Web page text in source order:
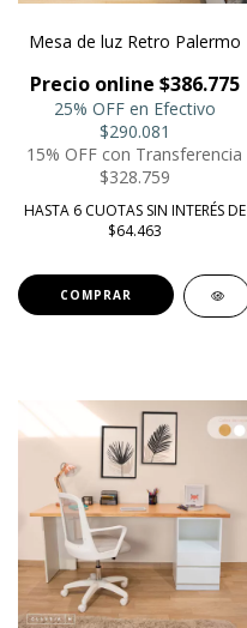
Mesa de luz Retro Palermo
Precio online $386.775
25% OFF en Efectivo
$290.081
15% OFF con Transferencia
$328.759
HASTA 6 CUOTAS SIN INTERÉS DE
$64.463
COMPRAR